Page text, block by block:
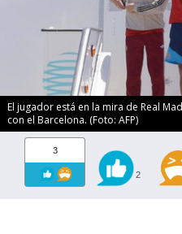
El jugador está en la mira de Real
con el Barcelona. (Foto: AFP)
3
2